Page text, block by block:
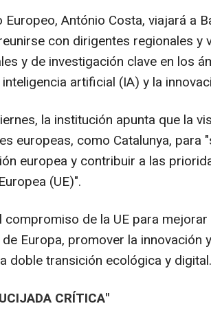
António Costa, viajará a
con dirigentes regionales y
y de investigación clave en los
artificial (IA) y la
la institución apunta que la
europeas, como Catalunya, para
europea y contribuir a las
(UE)".
de la UE para mejorar
Europa, promover la innovación
doble transición ecológica y digital.
CRÍTICA"